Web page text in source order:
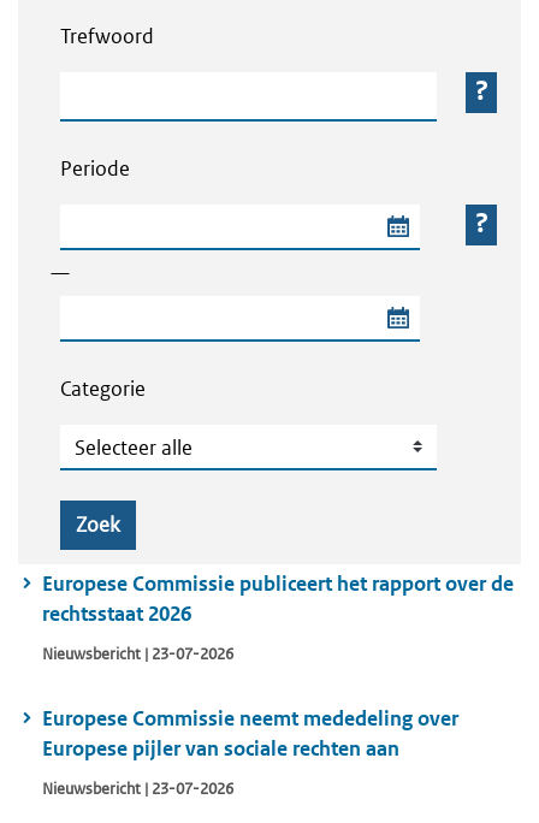
Trefwoord
Periode
—
Categorie
Categorie
Zoek
Europese Commissie publiceert het rapport over de
rechtsstaat 2026
Nieuwsbericht | 23-07-2026
Europese Commissie neemt mededeling over
Europese pijler van sociale rechten aan
Nieuwsbericht | 23-07-2026